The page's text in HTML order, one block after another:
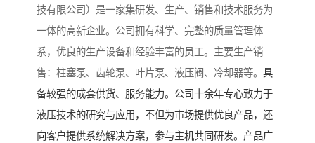
技有限公司）是一家集研发、生产、销售和技术服务为
一体的高新企业。公司拥有科学、完整的质量管理体
系，优良的生产设备和经验丰富的员工。主要生产销
售：柱塞泵、齿轮泵、叶片泵、液压阀、冷却器等。 具
备较强的成套供货、服务能力。公司十余年专心致力于
液压技术的研究与应用，不但为市场提供优良产品，还
向客户提供系统解决方案，参与主机共同研发。产品广